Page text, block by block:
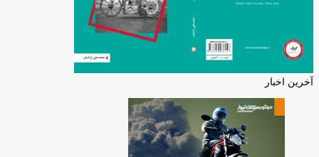
آخرین اخبار